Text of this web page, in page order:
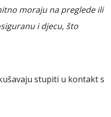
moraju na preglede ili
i djecu, što
stupiti u kontakt s